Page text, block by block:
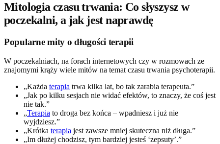
Mitologia czasu trwania: Co słyszysz w
poczekalni, a jak jest naprawdę
Popularne mity o długości terapii
W poczekalniach, na forach internetowych czy w rozmowach ze
znajomymi krąży wiele mitów na temat czasu trwania psychoterapii.
„Każda terapia trwa kilka lat, bo tak zarabia terapeuta.”
„Jak po kilku sesjach nie widać efektów, to znaczy, że coś jest
nie tak.”
„Terapia to droga bez końca – wpadniesz i już nie
wyjdziesz.”
„Krótka terapia jest zawsze mniej skuteczna niż długa.”
„Im dłużej chodzisz, tym bardziej jesteś ‘zepsuty’.”